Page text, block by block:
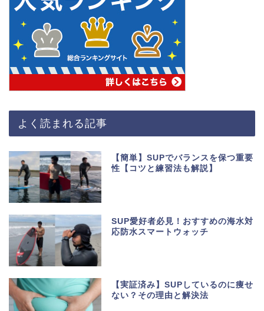
よく読まれる記事
【簡単】SUPでバランスを保つ重要
性【コツと練習法も解説】
SUP愛好者必見！おすすめの海水対
応防水スマートウォッチ
【実証済み】SUPしているのに痩せ
ない？その理由と解決法